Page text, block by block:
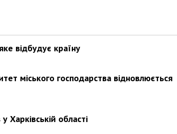
відбудує країну
міського господарства відновлюється
Харківській області